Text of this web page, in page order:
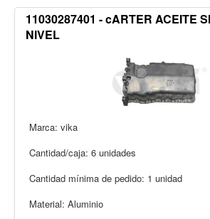
11030287401 - cARTER ACEITE
NIVEL
Marca: vika
Cantidad/caja: 6 unidades
Cantidad mínima de pedido: 1 unidad
Material: Aluminio